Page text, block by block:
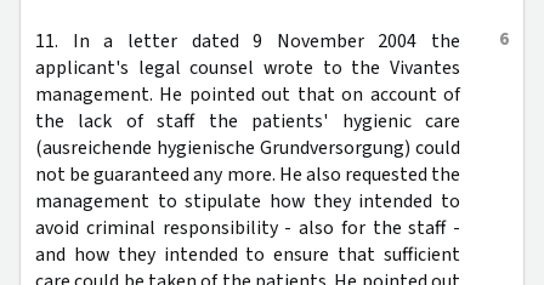
6
11. In a letter dated 9 November 2004 the
applicant's legal counsel wrote to the Vivantes
management. He pointed out that on account of
the lack of staff the patients' hygienic care
(ausreichende hygienische Grundversorgung) could
not be guaranteed any more. He also requested the
management to stipulate how they intended to
avoid criminal responsibility - also for the staff -
and how they intended to ensure that sufficient